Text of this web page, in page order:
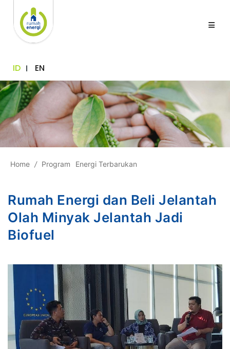
ID EN
Home / Program Energi Terbarukan
Rumah Energi dan Beli Jelantah
Olah Minyak Jelantah Jadi
Biofuel